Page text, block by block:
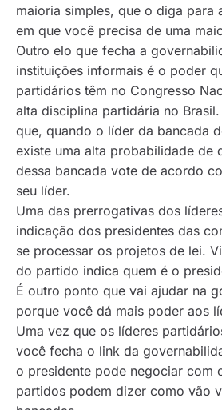
maioria simples, que o diga para
em que você precisa de uma
Outro elo que fecha a
instituições informais é o poder
partidários têm no Congresso
alta disciplina partidária no
que, quando o líder da bancada
existe uma alta probabilidade de
dessa bancada vote de acordo
seu líder.
Uma das prerrogativas dos
indicação dos presidentes das
se processar os projetos de lei.
do partido indica quem é o
É outro ponto que vai ajudar na
porque você dá mais poder aos
Uma vez que os líderes
você fecha o link da
o presidente pode negociar com
partidos podem dizer como vão